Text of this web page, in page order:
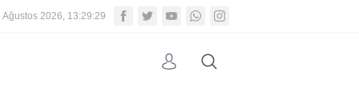
Ağustos 2026, 13:29:30